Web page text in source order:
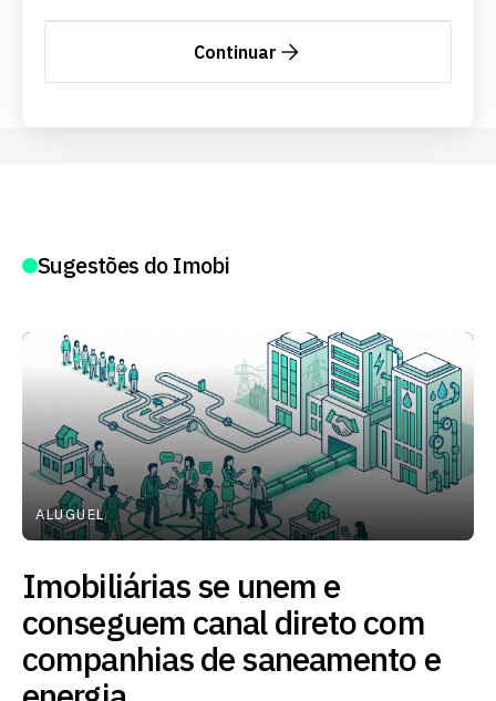
Continuar
Sugestões do Imobi
ALUGUEL
Imobiliárias se unem e
conseguem canal direto com
companhias de saneamento e